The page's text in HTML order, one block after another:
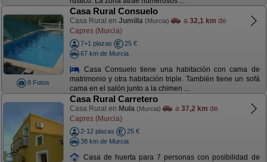
8 Fotos
Casa Rural Consuelo
Casa Rural en Jumilla (Murcia) a 32,1 km de
Capres (Murcia)
7+1 plazas
25 €
67 km de Murcia
Casa Consuelo tiene una habitación con cama de
matrimonio y otra habitación triple. También tiene un sofá
cama en el salón junto a la chimen ...
Casa Rural Carretero
Casa Rural en Mula (Murcia) a 37,2 km de
Capres (Murcia)
2-12 plazas
25 €
38 km de Murcia
Casa de huerta para 7 personas con posibilidad de